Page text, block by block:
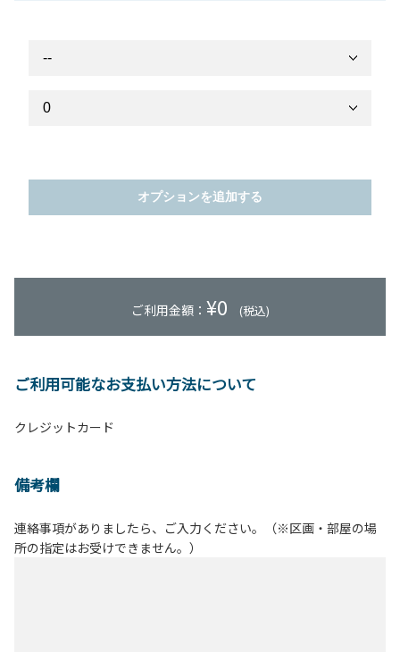
オプションを追加する
ご利用金額： ¥0 (税込)
ご利用可能なお支払い方法について
クレジットカード
備考欄
連絡事項がありましたら、ご入力ください。（※区画・部屋の場
所の指定はお受けできません。）